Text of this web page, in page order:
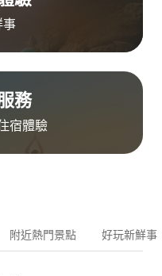
事
務
宿⁠體⁠驗
附近熱門景點 好玩新鮮事